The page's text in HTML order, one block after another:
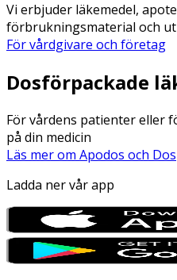
Vi erbjuder läkemedel,
förbrukningsmaterial och
För vårdgivare och företag
Dosförpackade
För vårdens patienter eller
på din medicin
Läs mer om Apodos och
Ladda ner vår app